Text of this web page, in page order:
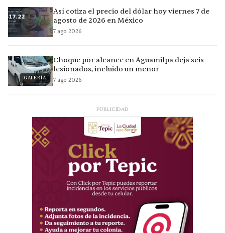
Así cotiza el precio del dólar hoy viernes 7 de
agosto de 2026 en México
7 ago 2026
GALERÍA
Choque por alcance en Aguamilpa deja seis
lesionados, incluido un menor
7 ago 2026
PUBLICIDAD